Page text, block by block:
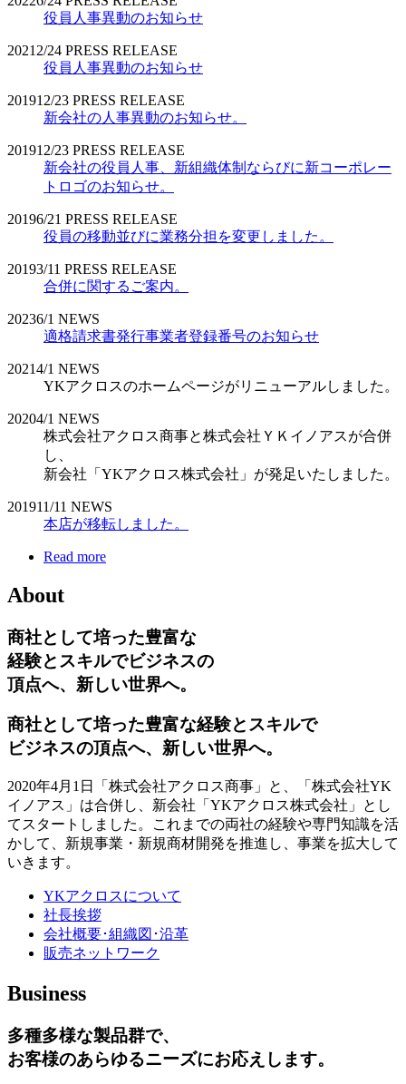
役員人事異動のお知らせ
2021 2/24 PRESS RELEASE
役員人事異動のお知らせ
201912/23 PRESS RELEASE
新会社の人事異動のお知らせ。
201912/23 PRESS RELEASE
新会社の役員人事、新組織体制ならびに新コーポレー
トロゴのお知らせ。
20196/21 PRESS RELEASE
役員の移動並びに業務分担を変更しました。
20193/11 PRESS RELEASE
合併に関するご案内。
20236/1 NEWS
適格請求書発行事業者登録番号のお知らせ
20214/1 NEWS
YKアクロスのホームページがリニューアルしました。
20204/1 NEWS
株式会社アクロス商事と株式会社ＹＫイノアスが合併
し、
新会社「YKアクロス株式会社」が発足いたしました。
201911/11 NEWS
本店が移転しました。
Read more
About
商社として培った豊富な
経験とスキルでビジネスの
頂点へ、新しい世界へ。
商社として培った豊富な経験とスキルで
ビジネスの頂点へ、新しい世界へ。
2020年4月1日「株式会社アクロス商事」と、「株式会社YK
イノアス」は合併し、新会社「YKアクロス株式会社」とし
てスタートしました。これまでの両社の経験や専門知識を活
かして、新規事業・新規商材開発を推進し、事業を拡大して
いきます。
YKアクロスについて
社長挨拶
会社概要･組織図･沿革
販売ネットワーク
Business
多種多様な製品群で、
お客様のあらゆるニーズにお応えします。